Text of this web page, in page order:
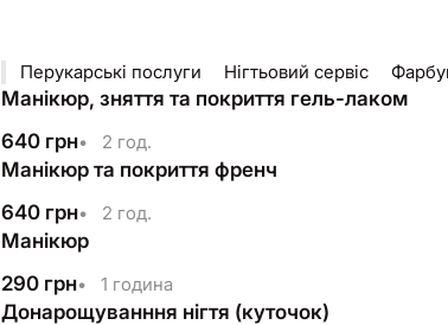
Перукарські послуги ⠀ Нігтьовий сервіс ⠀
Манікюр, зняття та покриття гель-лаком
640 грн• 2 год.
Манікюр та покриття френч
640 грн• 2 год.
Манікюр
290 грн• 1 година
Донарощуванння нігтя (куточок)